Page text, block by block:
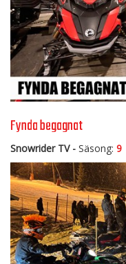
Fynda begagnat
Snowrider TV - Säsong: 9